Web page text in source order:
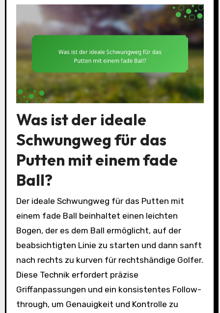
Was ist der ideale
Schwungweg für das
Putten mit einem fade
Ball?
Der ideale Schwungweg für das Putten mit
einem fade Ball beinhaltet einen leichten
Bogen, der es dem Ball ermöglicht, auf der
beabsichtigten Linie zu starten und dann sanft
nach rechts zu kurven für rechtshändige Golfer.
Diese Technik erfordert präzise
Griffanpassungen und ein konsistentes Follow-
through, um Genauigkeit und Kontrolle zu